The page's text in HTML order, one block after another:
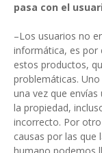
pasa con el
–Los usuarios no
informática, es por
estos productos,
problemáticas.
una vez que
la propiedad,
incorrecto. Por
causas por las que